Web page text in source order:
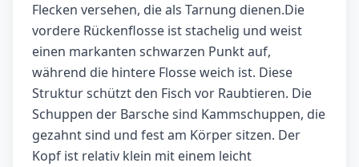
Flecken versehen, die als Tarnung dienen.Die
vordere Rückenflosse ist stachelig und weist
einen markanten schwarzen Punkt auf,
während die hintere Flosse weich ist. Diese
Struktur schützt den Fisch vor Raubtieren. Die
Schuppen der Barsche sind Kammschuppen, die
gezahnt sind und fest am Körper sitzen. Der
Kopf ist relativ klein mit einem leicht